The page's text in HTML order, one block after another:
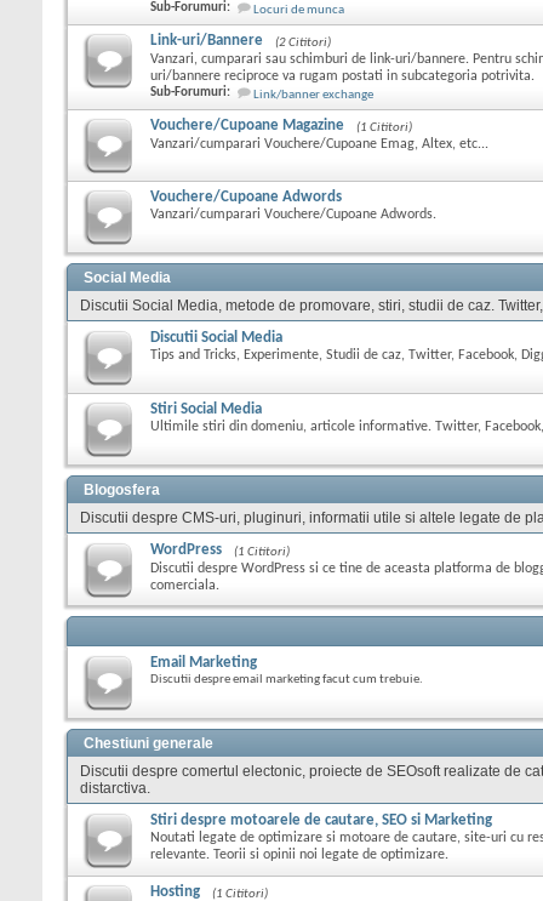
Sub-Forumuri: Locuri de munca
Link-uri/Bannere (2 Cititori)
Vanzari, cumparari sau schimburi de link-uri/bannere. Pentru
uri/bannere reciproce va rugam postati in subcategoria potrivita.
Sub-Forumuri: Link/banner exchange
Vouchere/Cupoane Magazine (1 Cititori)
Vanzari/cumparari Vouchere/Cupoane Emag, Altex, etc...
Vouchere/Cupoane Adwords
Vanzari/cumparari Vouchere/Cupoane Adwords.
Social Media
Discutii Social Media, metode de promovare, stiri, studii de caz.
Discutii Social Media
Tips and Tricks, Experimente, Studii de caz, Twitter, Facebook,
Stiri Social Media
Ultimile stiri din domeniu, articole informative. Twitter,
Blogosfera
Discutii despre CMS-uri, pluginuri, informatii utile si altele legate de
WordPress (1 Cititori)
Discutii despre WordPress si ce tine de aceasta platforma de
comerciala.
Email Marketing
Discutii despre email marketing facut cum trebuie.
Chestiuni generale
Discutii despre comertul electonic, proiecte de SEOsoft realizate de
distarctiva.
Stiri despre motoarele de cautare, SEO si Marketing
Noutati legate de optimizare si motoare de cautare, site-uri cu
relevante. Teorii si opinii noi legate de optimizare.
Hosting (1 Cititori)